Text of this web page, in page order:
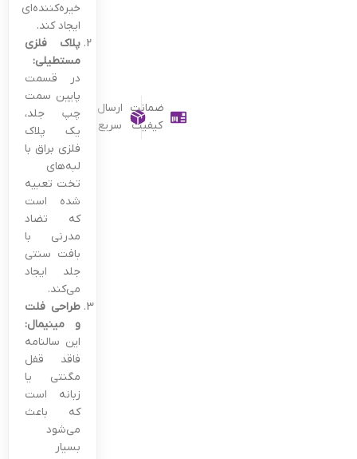
ضمانت
کیفیت
ارسال
سریع
خیره‌کننده‌ای
ایجاد کند.
پلاک فلزی
مستطیلی:
در قسمت
پایین سمت
چپ جلد،
یک پلاک
فلزی براق با
لبه‌های
تخت تعبیه
شده است
که تضاد
مدرنی با
بافت سنتی
جلد ایجاد
می‌کند.
طراحی فلت
و مینیمال:
این سالنامه
فاقد قفل
مگنتی یا
زبانه است
که باعث
می‌شود
بسیار